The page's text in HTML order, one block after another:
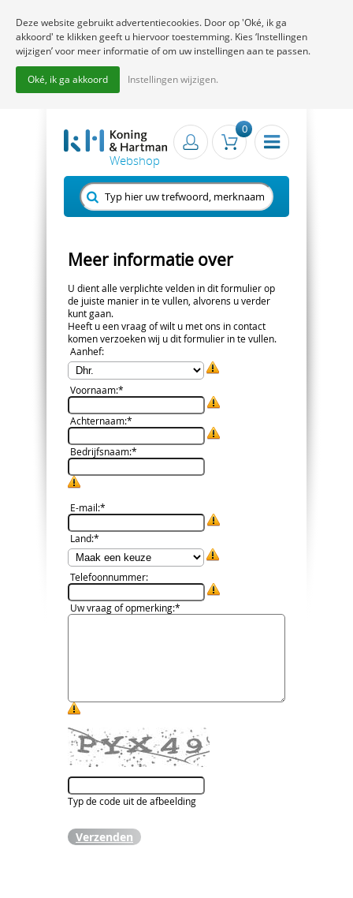
0
Meer informatie over
U dient alle verplichte velden in dit formulier op
de juiste manier in te vullen, alvorens u verder
kunt gaan.
Heeft u een vraag of wilt u met ons in contact
komen verzoeken wij u dit formulier in te vullen.
Aanhef:
Voornaam:*
Achternaam:*
Bedrijfsnaam:*
E-mail:*
Land:*
Telefoonnummer:
Uw vraag of opmerking:*
Typ de code uit de afbeelding
Verzenden
Deze website gebruikt advertentiecookies. Door op 'Oké, ik ga
akkoord' te klikken geeft u hiervoor toestemming. Kies ‘Instellingen
wijzigen’ voor meer informatie of om uw instellingen aan te passen.
Oké, ik ga akkoord Instellingen wijzigen.